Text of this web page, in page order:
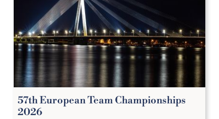
57th European Team Championships
2026